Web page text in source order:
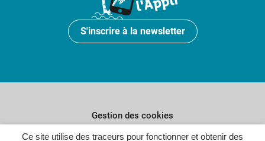
Ce site utilise des traceurs pour fonctionner et obtenir des
S'inscrire à la newsletter
Gestion des cookies
Plan du site